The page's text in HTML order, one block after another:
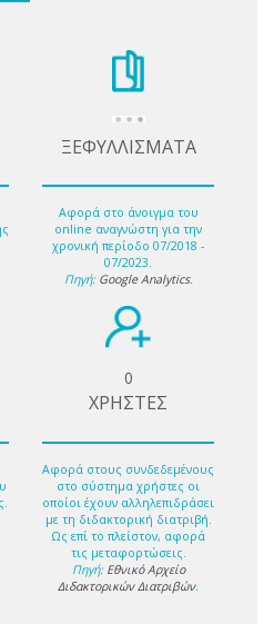
ΞΕΦΥΛΛΙΣΜΑΤΑ
Αφορά στο άνοιγμα του
online αναγνώστη για την
χρονική περίοδο 07/2018 -
07/2023.
Πηγή: Google Analytics.
0
ΧΡΗΣΤΕΣ
Αφορά στους συνδεδεμένους
στο σύστημα χρήστες οι
οποίοι έχουν αλληλεπιδράσει
με τη διδακτορική διατριβή.
Ως επί το πλείστον, αφορά
τις μεταφορτώσεις.
Πηγή: Εθνικό Αρχείο
Διδακτορικών Διατριβών.